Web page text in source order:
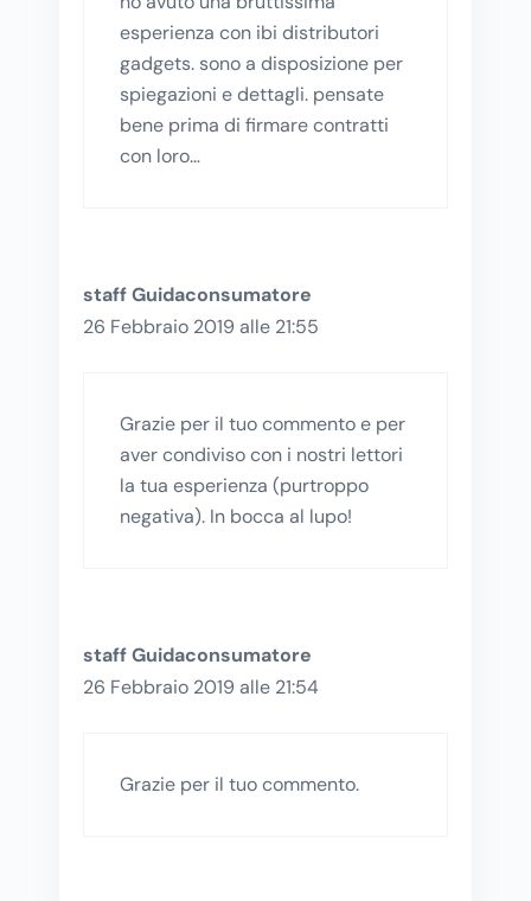
esperienza con ibi distributori
gadgets. sono a disposizione per
spiegazioni e dettagli. pensate
bene prima di firmare contratti
con loro…
staff Guidaconsumatore
26 Febbraio 2019 alle 21:55
Grazie per il tuo commento e per
aver condiviso con i nostri lettori
la tua esperienza (purtroppo
negativa). In bocca al lupo!
staff Guidaconsumatore
26 Febbraio 2019 alle 21:54
Grazie per il tuo commento.